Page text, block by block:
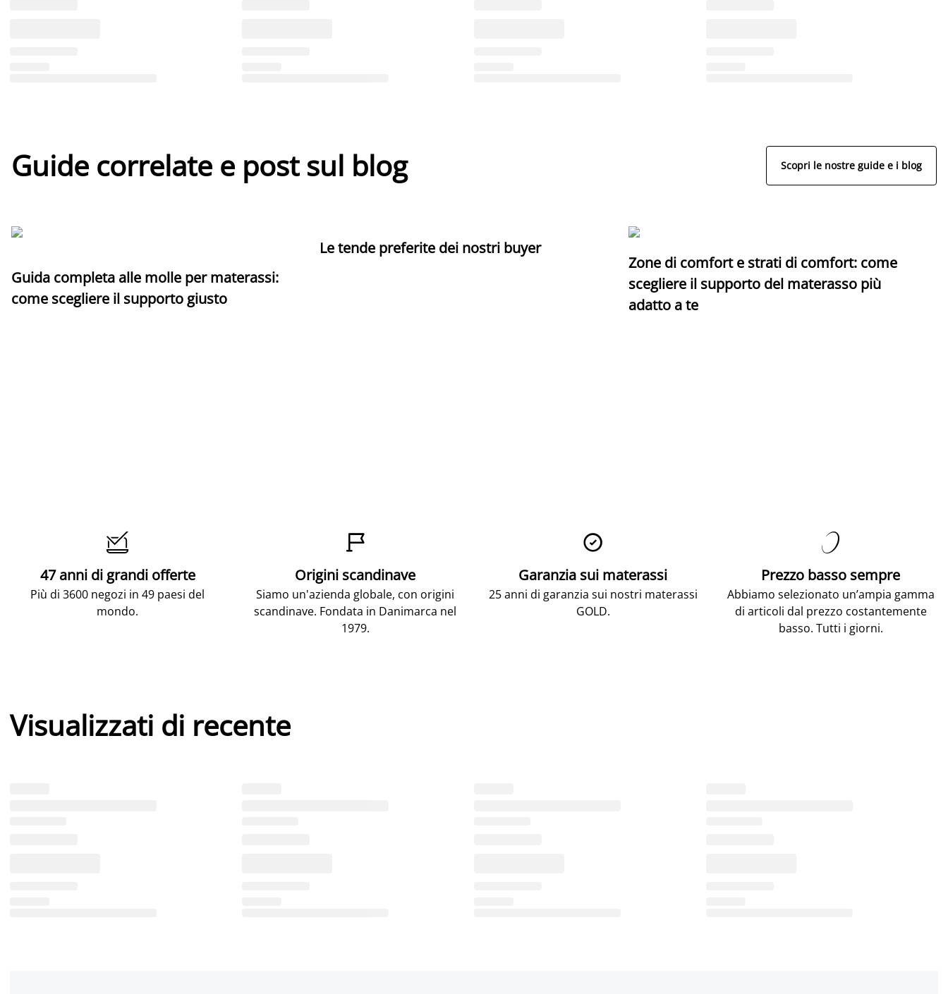
Guide correlate e post sul blog Scopri le nostre guide e i blog
Guida completa alle molle per materassi:
come scegliere il supporto giusto
Le tende preferite dei nostri buyer
Zone di comfort e strati di comfort: come
scegliere il supporto del materasso più
adatto a te

47 anni di grandi offerte
Più di 3600 negozi in 49 paesi del
mondo.

Origini scandinave
Siamo un'azienda globale, con origini
scandinave. Fondata in Danimarca nel
1979.

Garanzia sui materassi
25 anni di garanzia sui nostri materassi
GOLD.

Prezzo basso sempre
Abbiamo selezionato un’ampia gamma
di articoli dal prezzo costantemente
basso. Tutti i giorni.
Visualizzati di recente